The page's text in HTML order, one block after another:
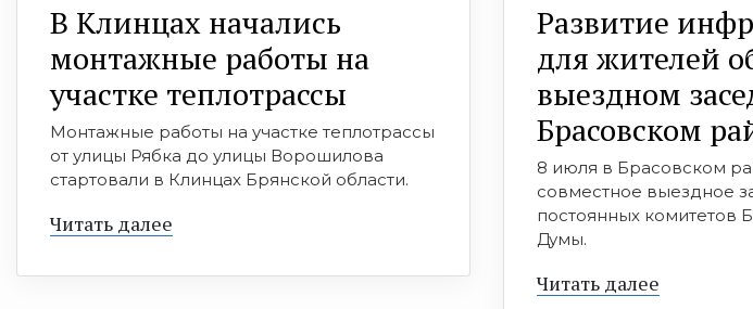
В Клинцах начались
монтажные работы на
участке теплотрассы
Монтажные работы на участке теплотрассы
от улицы Рябка до улицы Ворошилова
стартовали в Клинцах Брянской области.
Читать далее
Развитие
для жителей
выездном
Брасовском
8 июля в Брасовском
совместное выездное
постоянных комитетов
Думы.
Читать далее